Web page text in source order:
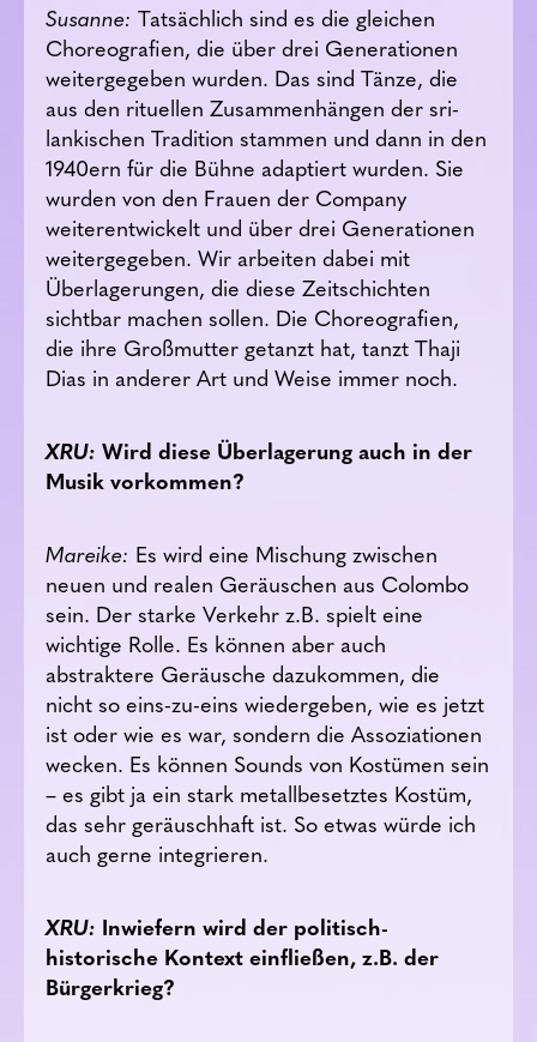
Susanne: Tatsächlich sind es die gleichen
Choreografien, die über drei Generationen
weitergegeben wurden. Das sind Tänze, die
aus den rituellen Zusammenhängen der sri-
lankischen Tradition stammen und dann in den
1940ern für die Bühne adaptiert wurden. Sie
wurden von den Frauen der Company
weiterentwickelt und über drei Generationen
weitergegeben. Wir arbeiten dabei mit
Überlagerungen, die diese Zeitschichten
sichtbar machen sollen. Die Choreografien,
die ihre Großmutter getanzt hat, tanzt Thaji
Dias in anderer Art und Weise immer noch.
XRU: Wird diese Überlagerung auch in der
Musik vorkommen?
Mareike: Es wird eine Mischung zwischen
neuen und realen Geräuschen aus Colombo
sein. Der starke Verkehr z.B. spielt eine
wichtige Rolle. Es können aber auch
abstraktere Geräusche dazukommen, die
nicht so eins-zu-eins wiedergeben, wie es jetzt
ist oder wie es war, sondern die Assoziationen
wecken. Es können Sounds von Kostümen sein
– es gibt ja ein stark metallbesetztes Kostüm,
das sehr geräuschhaft ist. So etwas würde ich
auch gerne integrieren.
XRU: Inwiefern wird der politisch-
historische Kontext einfließen, z.B. der
Bürgerkrieg?